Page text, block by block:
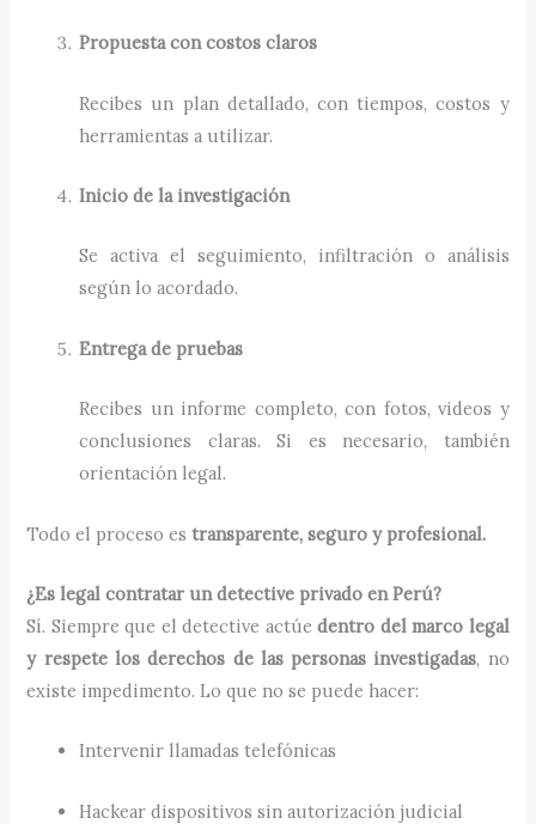
Propuesta con costos claros
Recibes un plan detallado, con tiempos, costos y
herramientas a utilizar.
Inicio de la investigación
Se activa el seguimiento, infiltración o análisis
según lo acordado.
Entrega de pruebas
Recibes un informe completo, con fotos, videos y
conclusiones claras. Si es necesario, también
orientación legal.
Todo el proceso estransparente, seguro y profesional.
¿Es legal contratar un detective privado en Perú?
Sí. Siempre que el detective actúedentro del marco legal
y respete los derechos de las personas investigadas, no
existe impedimento. Lo que no se puede hacer:
Intervenir llamadas telefónicas
Hackear dispositivos sin autorización judicial